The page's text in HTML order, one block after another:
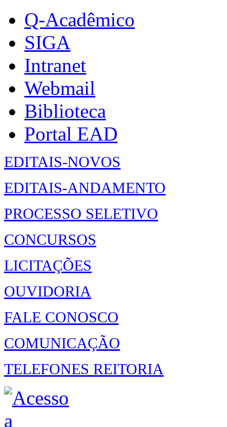
Q-Acadêmico
SIGA
Intranet
Webmail
Biblioteca
Portal EAD
EDITAIS-NOVOS
EDITAIS-ANDAMENTO
PROCESSO SELETIVO
CONCURSOS
LICITAÇÕES
OUVIDORIA
FALE CONOSCO
COMUNICAÇÃO
TELEFONES REITORIA